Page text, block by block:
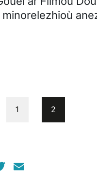
page
Pajenn
1 Current page
2
Twitter